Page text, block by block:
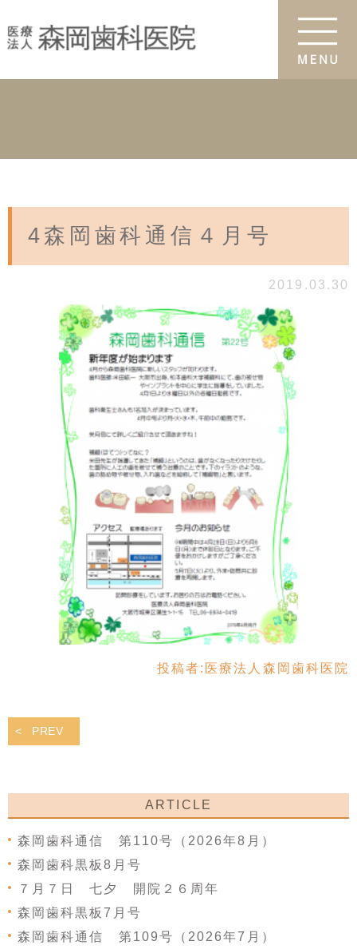
4森岡歯科通信４月号
2019.03.30
投稿者: 医療法人森岡歯科医院
PREV
ARTICLE
森岡歯科通信 第110号（2026年8月）
森岡歯科黒板8月号
７月７日 七夕 開院２６周年
森岡歯科黒板7月号
森岡歯科通信 第109号（2026年7月）